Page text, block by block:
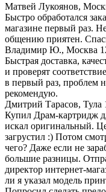
Матвей Лукоянов,
Быстро обработался
магазине первый раз.
общению приятен.
Владимир Ю., Москва
Быстрая доставка,
и проверят
в первый раз, проблем
рекомендую.
Дмитрий Тарасов, Тула
Купил Драм-картридж
искал оригинальный.
загрустил :) Потом
чего? Даже если не
большие разницы.
директор интернет-
ли я указал модель